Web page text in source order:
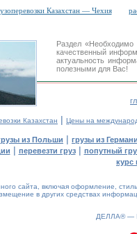
Казахстан — Чехия
Раздел
качественный
актуальность
полезными для Вас!
Казахстан | Цены на
из Польши | грузы из
| перевезти груз| попутный
курс
сайта, включая оформление,
в других средствах
ДЕЛЛА® —